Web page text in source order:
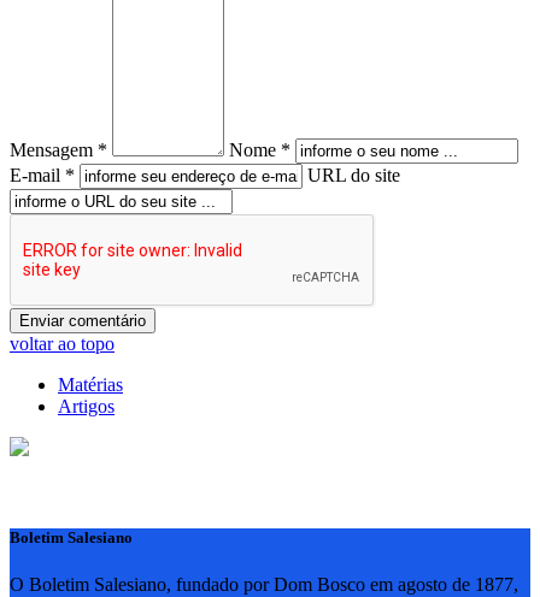
Mensagem *
Nome *
E-mail *
URL do site
voltar ao topo
Matérias
Artigos
Boletim Salesiano
O Boletim Salesiano, fundado por Dom Bosco em agosto de 1877,